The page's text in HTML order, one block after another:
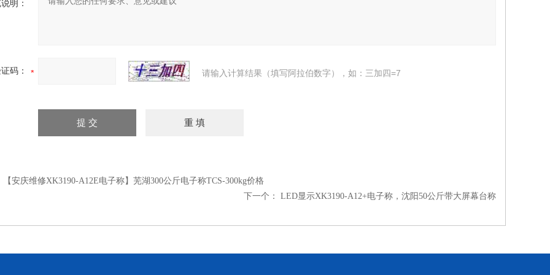
明：
码： 请输入计算结果（填写阿拉伯数字），如：三加四=7
【安庆维修XK3190-A12E电子称】芜湖300公斤电子称TCS-300kg价格
下一个：
LED显示XK3190-A12+电子称，沈阳50公斤带大屏幕台称